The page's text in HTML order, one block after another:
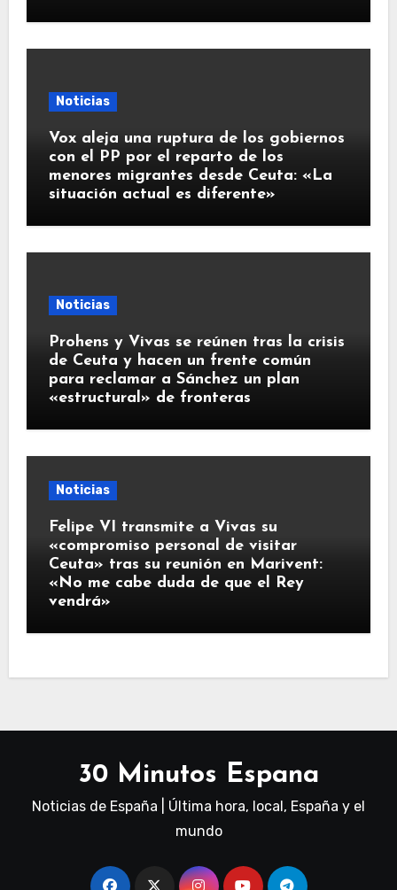
Noticias
Vox aleja una ruptura de los gobiernos
con el PP por el reparto de los
menores migrantes desde Ceuta: «La
situación actual es diferente»
Noticias
Prohens y Vivas se reúnen tras la crisis
de Ceuta y hacen un frente común
para reclamar a Sánchez un plan
«estructural» de fronteras
Noticias
Felipe VI transmite a Vivas su
«compromiso personal de visitar
Ceuta» tras su reunión en Marivent:
«No me cabe duda de que el Rey
vendrá»
30 Minutos Espana
Noticias de España | Última hora, local, España y el
mundo